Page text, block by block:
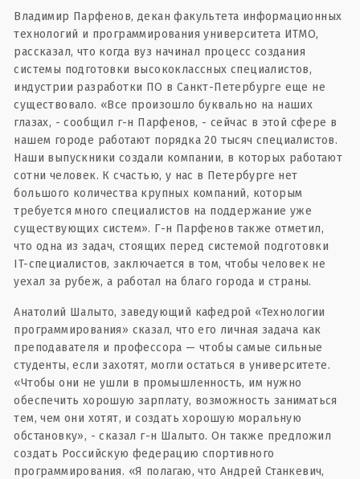
Владимир Парфенов, декан факультета информационных
технологий и программирования университета ИТМО,
рассказал, что когда вуз начинал процесс создания
системы подготовки высококлассных специалистов,
индустрии разработки ПО в Санкт-Петербурге еще не
существовало. «Все произошло буквально на наших
глазах, - сообщил г-н Парфенов, - сейчас в этой сфере в
нашем городе работают порядка 20 тысяч специалистов.
Наши выпускники создали компании, в которых работают
сотни человек. К счастью, у нас в Петербурге нет
большого количества крупных компаний, которым
требуется много специалистов на поддержание уже
существующих систем». Г-н Парфенов также отметил,
что одна из задач, стоящих перед системой подготовки
IT-специалистов, заключается в том, чтобы человек не
уехал за рубеж, а работал на благо города и страны.
Анатолий Шалыто, заведующий кафедрой «Технологии
программирования» сказал, что его личная задача как
преподавателя и профессора — чтобы самые сильные
студенты, если захотят, могли остаться в университете.
«Чтобы они не ушли в промышленность, им нужно
обеспечить хорошую зарплату, возможность заниматься
тем, чем они хотят, и создать хорошую моральную
обстановку», - сказал г-н Шалыто. Он также предложил
создать Российскую федерацию спортивного
программирования. «Я полагаю, что Андрей Станкевич,